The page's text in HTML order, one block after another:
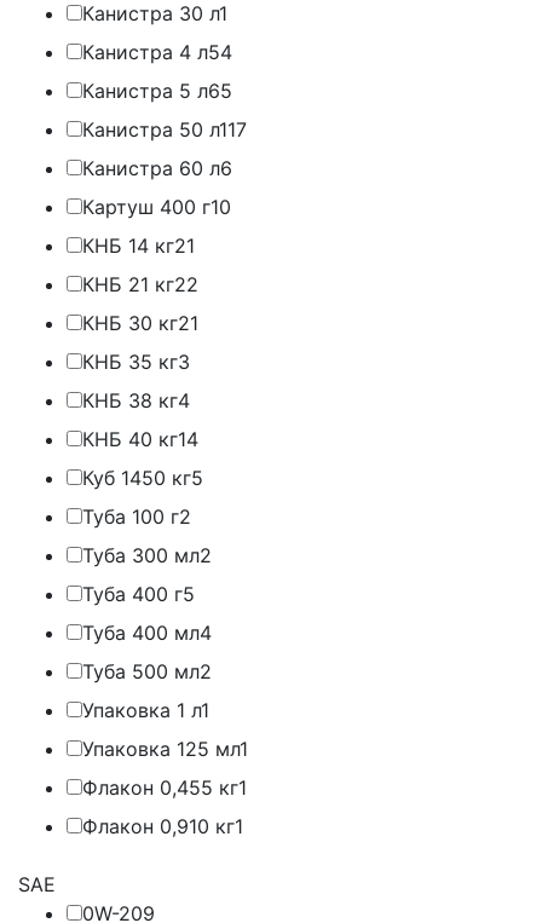
Канистра 30 л1
Канистра 4 л54
Канистра 5 л65
Канистра 50 л117
Канистра 60 л6
Картуш 400 г10
КНБ 14 кг21
КНБ 21 кг22
КНБ 30 кг21
КНБ 35 кг3
КНБ 38 кг4
КНБ 40 кг14
Куб 1450 кг5
Туба 100 г2
Туба 300 мл2
Туба 400 г5
Туба 400 мл4
Туба 500 мл2
Упаковка 1 л1
Упаковка 125 мл1
Флакон 0,455 кг1
Флакон 0,910 кг1
SAE
0W-209